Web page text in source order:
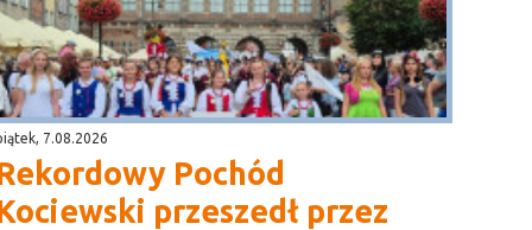
7.08.2026
Pochód
przeszedł przez